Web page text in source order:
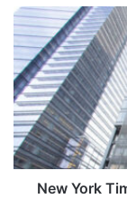
New York